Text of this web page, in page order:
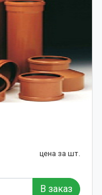
цена за шт.
В заказ